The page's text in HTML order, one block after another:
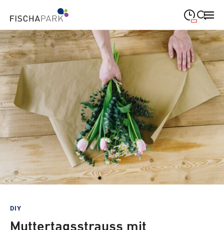
Suche schließen
Montag
MONTAG 09:00 19:00
Dienstag
DIENSTAG 09:00—19:00
Mittwoch
MITTWOCH 09:00
Donnerstag
DONNERSTAG 09:00 19:00
Freitag
FREITAG 09:00—19:00
Samstag
SAMSTAG 09:00— 18:00
DIY